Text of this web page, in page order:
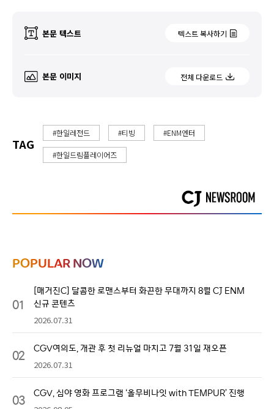
본문 텍스트 텍스트 복사하기
본문 이미지 전체 다운로드
TAG
#한일레전드 #티빙 #ENM엔터
#한일드림플레이어즈
POPULAR NOW
01
[매거진C] 달콤한 로맨스부터 화끈한 무대까지 8월 CJ ENM
신규 콘텐츠
2026.07.31
02 CGV여의도, 개관 후 첫 리뉴얼 마치고 7월 31일 재오픈
2026.07.31
03 CGV, 심야 영화 프로그램 ‘올무비나잇 with TEMPUR’ 진행